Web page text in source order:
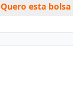
Quero esta bolsa